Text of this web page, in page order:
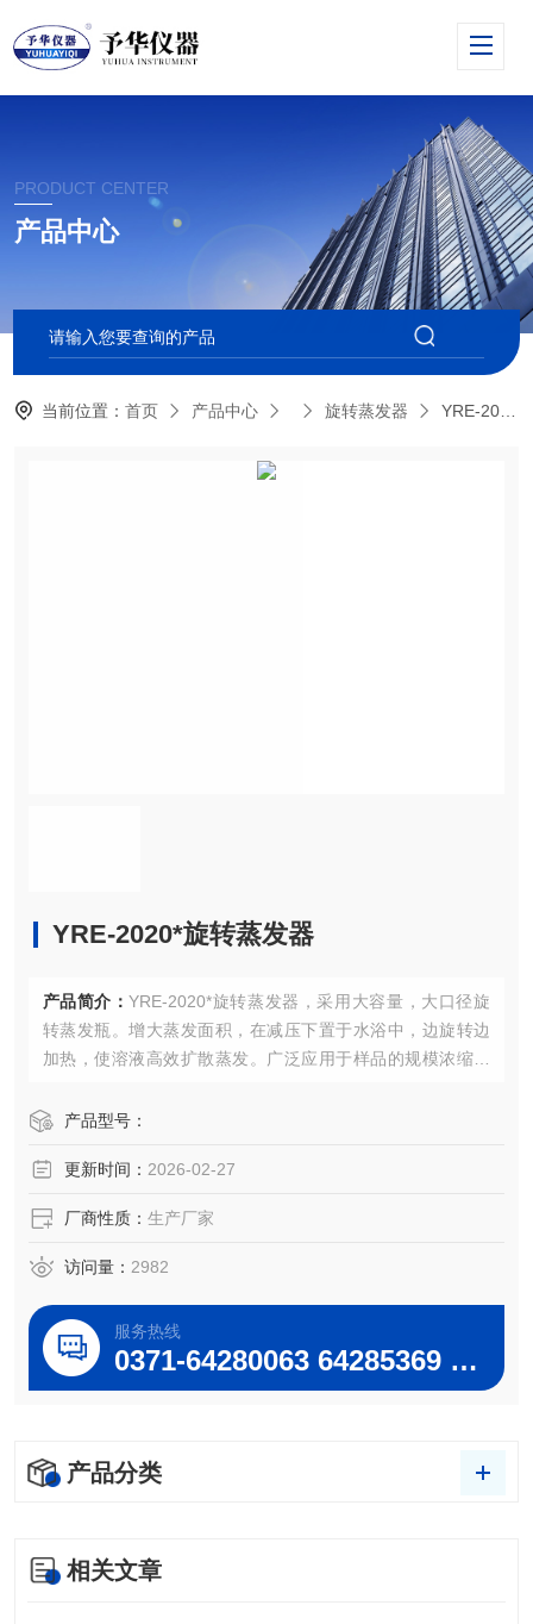
PRODUCT CENTER
产品中心
当前位置：首页 产品中心 旋转蒸发器 YRE-2020*旋转蒸发器
YRE-2020*旋转蒸发器
产品简介： YRE-2020*旋转蒸发器，采用大容量，大口径旋
转蒸发瓶。增大蒸发面积，在减压下置于水浴中，边旋转边
加热，使溶液高效扩散蒸发。广泛应用于样品的规模浓缩，
校和科研实验室及工矿等单位，批量生产的理想设备。
产品型号：
更新时间： 2026-02-27
厂商性质： 生产厂家
访问量： 2982
服务热线
0371-64280063 64285369 64285222
产品分类
相关文章